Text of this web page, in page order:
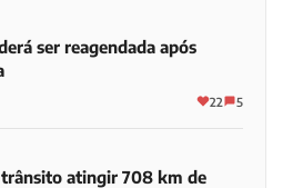
ser reagendada após
22 5
trânsito atingir 708 km de